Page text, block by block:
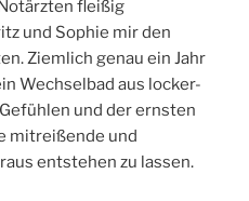
fleißig
und Sophie mir den
Ziemlich genau ein Jahr
Wechselbad aus locker-
und der ernsten
mitreißende und
entstehen zu lassen.